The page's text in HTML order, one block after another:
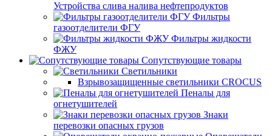
Устройства слива налива нефтепродуктов
Фильтры
газоотделители ФГУ
Фильтры жидкости
ФЖУ
Сопутствующие товары
Светильники
Взрывозащищенные светильники CROCUS
Пеналы для
огнетушителей
Знаки
перевозки опасных грузов